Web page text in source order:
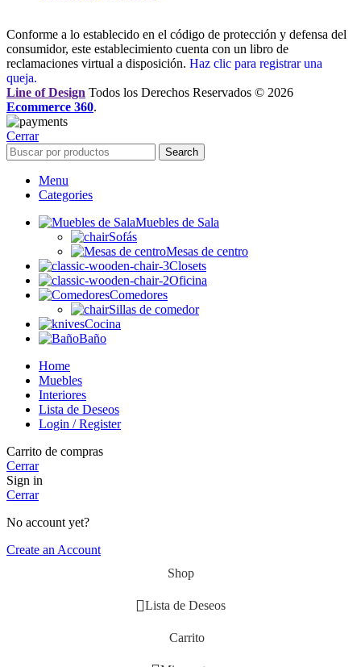
Conforme a lo establecido en el código de protección y defensa del
consumidor, este establecimiento cuenta con un libro de
reclamaciones virtual a disposición. Haz clic para registrar una
queja.
Line of Design Todos los Derechos Reservados © 2026
Ecommerce 360.
Cerrar
Search
Menu
Categories
Muebles de Sala
Sofás
Mesas de centro
Closets
Oficina
Comedores
Sillas de comedor
Cocina
Baño
Home
Muebles
Interiores
Lista de Deseos
Login / Register
Carrito de compras
Cerrar
Sign in
Cerrar
No account yet?
Create an Account
Shop
Lista de Deseos
Carrito